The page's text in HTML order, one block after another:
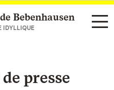
Bebenhausen
IDYLLIQUE
presse